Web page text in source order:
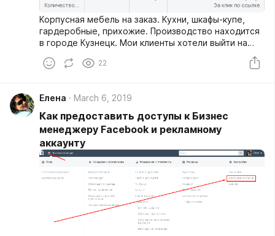
Корпусная мебель на заказ. Кухни, шкафы-купе,
гардеробные, прихожие. Производство находится
в городе Кузнецк. Мои клиенты хотели выйти на
рынок Москвы и Московской области, не открывая
Шоу-Рум.
22
Елена March 6, 2019
Как предоставить доступы к Бизнес
менеджеру Facebook и рекламному
аккаунту